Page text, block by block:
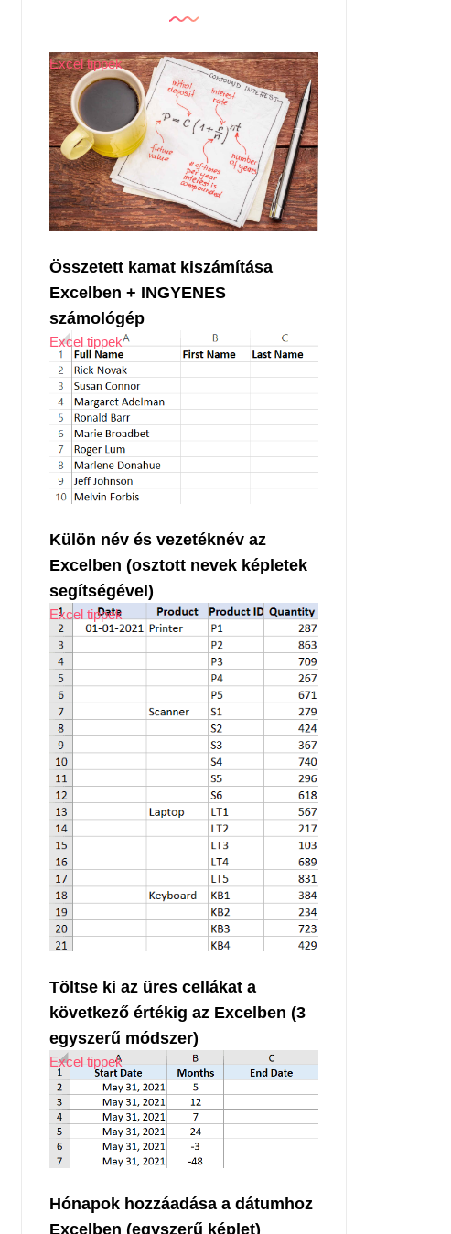
Excel tippek
Összetett kamat kiszámítása
Excelben + INGYENES
számológép
Excel tippek
Külön név és vezetéknév az
Excelben (osztott nevek képletek
segítségével)
Excel tippek
Töltse ki az üres cellákat a
következő értékig az Excelben (3
egyszerű módszer)
Excel tippek
Hónapok hozzáadása a dátumhoz
Excelben (egyszerű képlet)